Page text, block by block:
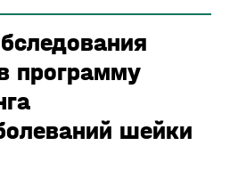
программу
шейки